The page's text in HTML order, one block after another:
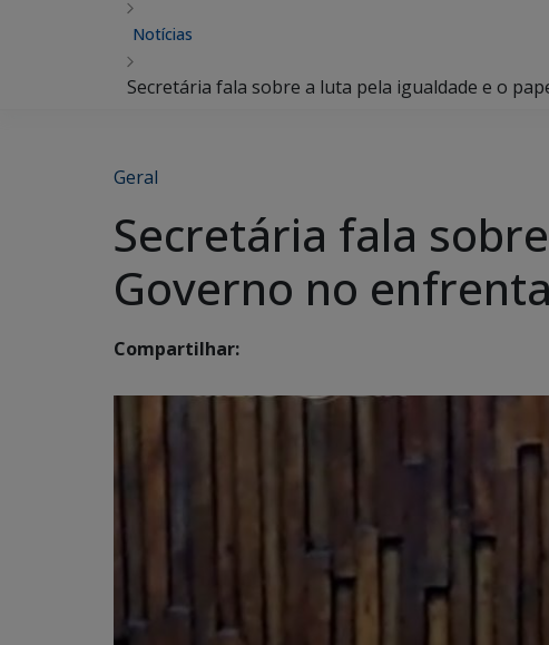
Notícias
Secretária fala sobre a luta pela igualdade e o
Geral
Secretária fala
Governo no
Compartilhar: